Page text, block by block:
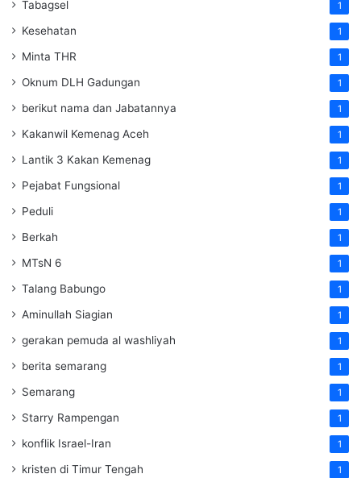
Tabagsel 1
Kesehatan 1
Minta THR 1
Oknum DLH Gadungan 1
berikut nama dan Jabatannya 1
Kakanwil Kemenag Aceh 1
Lantik 3 Kakan Kemenag 1
Pejabat Fungsional 1
Peduli 1
Berkah 1
MTsN 6 1
Talang Babungo 1
Aminullah Siagian 1
gerakan pemuda al washliyah 1
berita semarang 1
Semarang 1
Starry Rampengan 1
konflik Israel-Iran 1
kristen di Timur Tengah 1